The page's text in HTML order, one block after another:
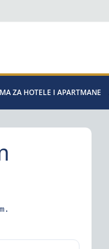
ZA HOTELE I APARTMANE